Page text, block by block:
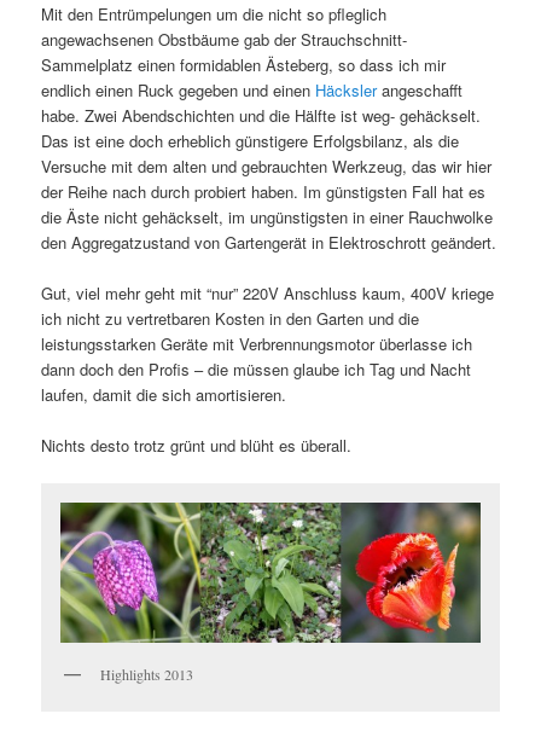
Mit den Entrümpelungen um die nicht so pfleglich
angewachsenen Obstbäume gab der Strauchschnitt-
Sammelplatz einen formidablen Ästeberg, so dass ich mir
endlich einen Ruck gegeben und einen Häckslerangeschafft
habe. Zwei Abendschichten und die Hälfte ist weg- gehäckselt.
Das ist eine doch erheblich günstigere Erfolgsbilanz, als die
Versuche mit dem alten und gebrauchten Werkzeug, das wir hier
der Reihe nach durch probiert haben. Im günstigsten Fall hat es
die Äste nicht gehäckselt, im ungünstigsten in einer Rauchwolke
den Aggregatzustand von Gartengerät in Elektroschrott geändert.
Gut, viel mehr geht mit “nur” 220V Anschluss kaum, 400V kriege
ich nicht zu vertretbaren Kosten in den Garten und die
leistungsstarken Geräte mit Verbrennungsmotor überlasse ich
dann doch den Profis – die müssen glaube ich Tag und Nacht
laufen, damit die sich amortisieren.
Nichts desto trotz grünt und blüht es überall.
Highlights 2013